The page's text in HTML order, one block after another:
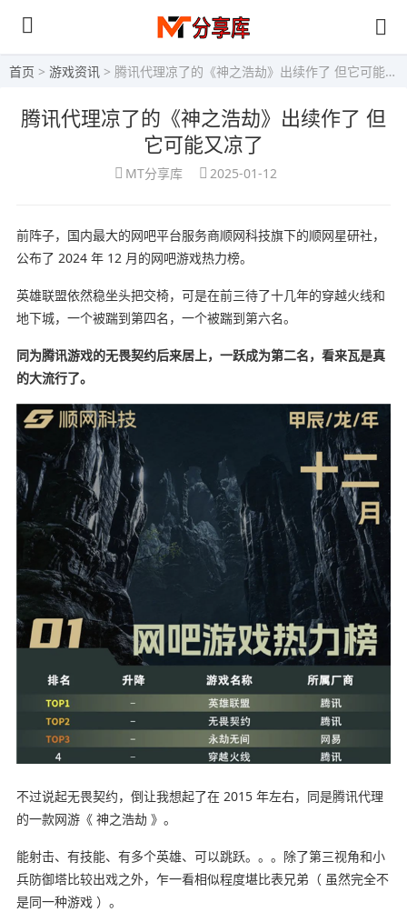
首页 > 游戏资讯 > 腾讯代理凉了的《神之浩劫》出续作了 但它可能又凉了
腾讯代理凉了的《神之浩劫》出续作了 但
它可能又凉了
MT分享库 2025-01-12
前阵子，国内最大的网吧平台服务商顺网科技旗下的顺网星研社，
公布了 2024 年 12 月的网吧游戏热力榜。
英雄联盟依然稳坐头把交椅，可是在前三待了十几年的穿越火线和
地下城，一个被踹到第四名，一个被踹到第六名。
同为腾讯游戏的无畏契约后来居上，一跃成为第二名，看来瓦是真
的大流行了。
不过说起无畏契约，倒让我想起了在 2015 年左右，同是腾讯代理
的一款网游《 神之浩劫 》。
能射击、有技能、有多个英雄、可以跳跃。。。除了第三视角和小
兵防御塔比较出戏之外，乍一看相似程度堪比表兄弟（ 虽然完全不
是同一种游戏 ）。